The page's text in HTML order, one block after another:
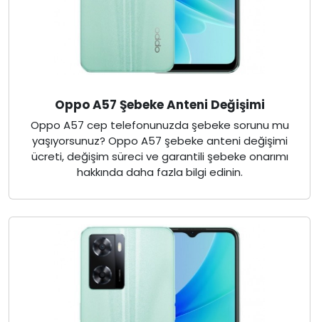
Oppo A57 Şebeke Anteni Değişimi
Oppo A57 cep telefonunuzda şebeke sorunu mu
yaşıyorsunuz? Oppo A57 şebeke anteni değişimi
ücreti, değişim süreci ve garantili şebeke onarımı
hakkında daha fazla bilgi edinin.